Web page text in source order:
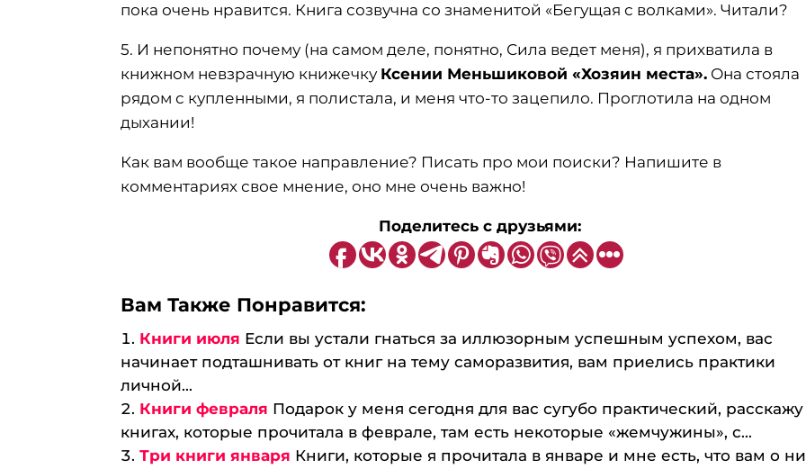
пока очень нравится. Книга созвучна со знаменитой «Бегущая с волками». Читали?
5. И непонятно почему (на самом деле, понятно, Сила ведет меня), я прихватила в
книжном невзрачную книжечку Ксении Меньшиковой «Хозяин места». Она стояла
рядом с купленными, я полистала, и меня что-то зацепило. Проглотила на одном
дыхании!
Как вам вообще такое направление? Писать про мои поиски? Напишите в
комментариях свое мнение, оно мне очень важно!
Поделитесь с друзьями:
Вам Также Понравится:
Книги июля Если вы устали гнаться за иллюзорным успешным успехом, вас
начинает подташнивать от книг на тему саморазвития, вам приелись практики
личной...
Книги февраля Подарок у меня сегодня для вас сугубо практический,
книгах, которые прочитала в феврале, там есть некоторые «жемчужины», с...
Три книги января Книги, которые я прочитала в январе и мне есть, что вам о